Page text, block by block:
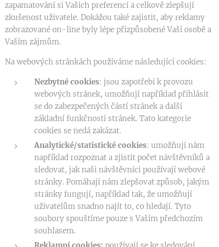
zapamatování si Vašich preferencí a celkově zlepšují
zkušenost uživatele. Dokážou také zajistit, aby reklamy
zobrazované on-line byly lépe přizpůsobené Vaší osobě a
Vaším zájmům.
Na webových stránkách používáme následující cookies:
Nezbytné cookies: jsou zapotřebí k provozu
webových stránek, umožňují například přihlásit
se do zabezpečených částí stránek a další
základní funkčnosti stránek. Tato kategorie
cookies se nedá zakázat.
Analytické/statistické cookies: umožňují nám
například rozpoznat a zjistit počet návštěvníků a
sledovat, jak naši návštěvníci používají webové
stránky. Pomáhají nám zlepšovat způsob, jakým
stránky fungují, například tak, že umožňují
uživatelům snadno najít to, co hledají. Tyto
soubory spouštíme pouze s Vaším předchozím
souhlasem.